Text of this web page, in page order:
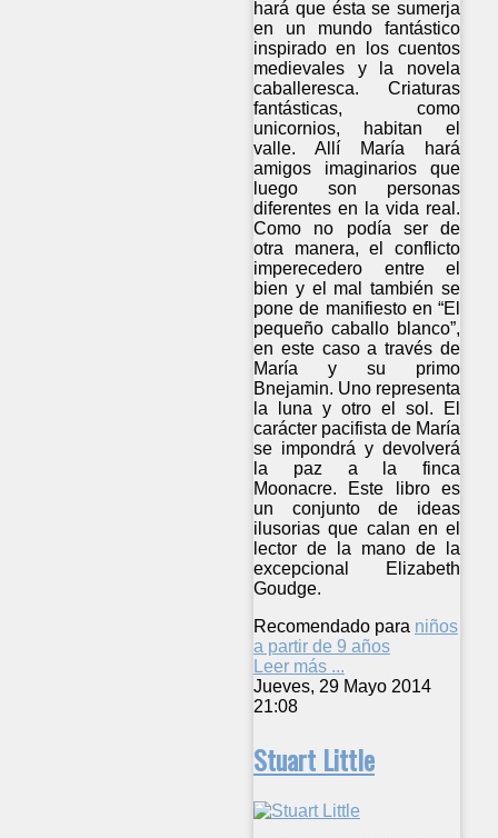
hará que ésta se sumerja
en un mundo fantástico
inspirado en los cuentos
medievales y la novela
caballeresca. Criaturas
fantásticas, como
unicornios, habitan el
valle. Allí María hará
amigos imaginarios que
luego son personas
diferentes en la vida real.
Como no podía ser de
otra manera, el conflicto
imperecedero entre el
bien y el mal también se
pone de manifiesto en “El
pequeño caballo blanco”,
en este caso a través de
María y su primo
Bnejamin. Uno representa
la luna y otro el sol. El
carácter pacifista de María
se impondrá y devolverá
la paz a la finca
Moonacre. Este libro es
un conjunto de ideas
ilusorias que calan en el
lector de la mano de la
excepcional Elizabeth
Goudge.
Recomendado para niños
a partir de 9 años
Leer más ...
Jueves, 29 Mayo 2014
21:08
Stuart Little